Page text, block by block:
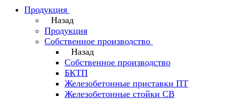
Продукция
Назад
Продукция
Собственное производство
Назад
Собственное производство
БКТП
Железобетонные приставки ПТ
Железобетонные стойки СВ